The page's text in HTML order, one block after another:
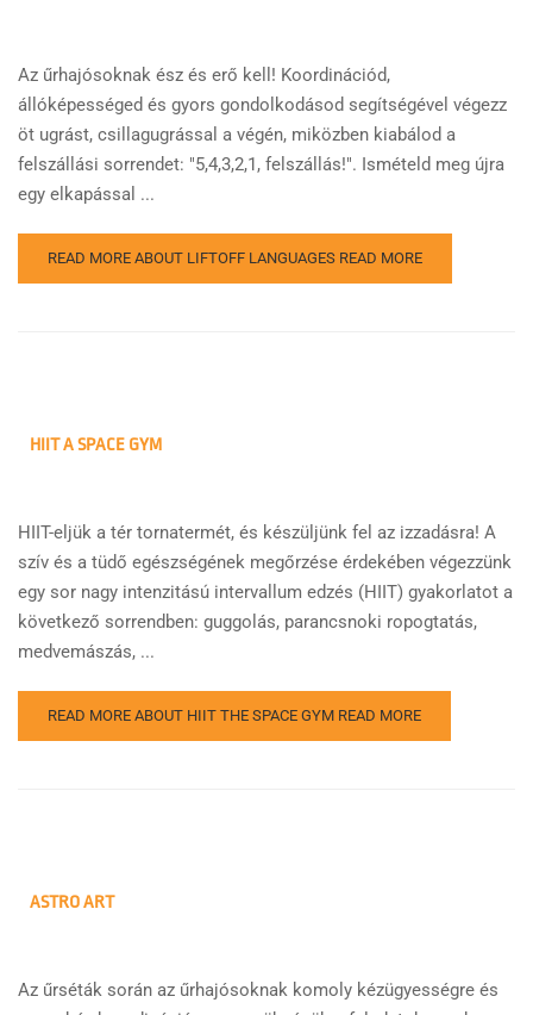
Az űrhajósoknak ész és erő kell! Koordinációd,
állóképességed és gyors gondolkodásod segítségével végezz
öt ugrást, csillagugrással a végén, miközben kiabálod a
felszállási sorrendet: "5,4,3,2,1, felszállás!". Ismételd meg újra
egy elkapással ...
READ MORE ABOUT LIFTOFF LANGUAGES READ MORE
HIIT A SPACE GYM
HIIT-eljük a tér tornatermét, és készüljünk fel az izzadásra! A
szív és a tüdő egészségének megőrzése érdekében végezzünk
egy sor nagy intenzitású intervallum edzés (HIIT) gyakorlatot a
következő sorrendben: guggolás, parancsnoki ropogtatás,
medvemászás, ...
READ MORE ABOUT HIIT THE SPACE GYM READ MORE
ASTRO ART
Az űrséták során az űrhajósoknak komoly kézügyességre és